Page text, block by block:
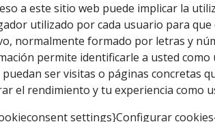
a este sitio web puede implicar la
utilizado por cada usuario para
normalmente formado por letras y
permite identificarle a usted
puedan ser visitas o páginas concretas
el rendimiento y tu experiencia como
settings}Configurar